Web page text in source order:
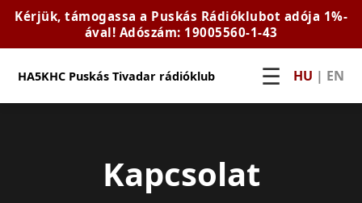
Kérjük, támogassa a Puskás Rádióklubot adója 1%-
ával! Adószám: 19005560-1-43
HA5KHC Puskás Tivadar rádióklub ☰ HU | EN
Kapcsolat